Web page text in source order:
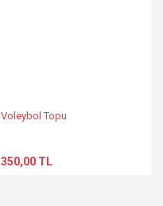
Voleybol Topu
350,00 TL